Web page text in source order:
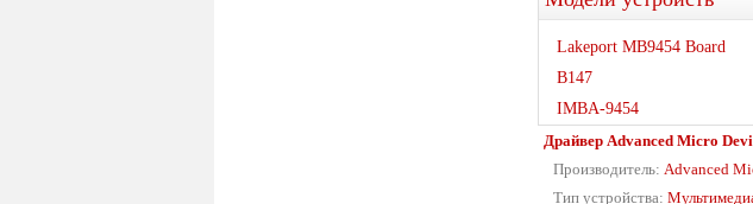
Lakeport MB9454 Board
B147
IMBA-9454
Драйвер Advanced Micro
Производитель: Advanced
Тип устройства: